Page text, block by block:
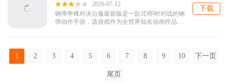
2026-07-12
下载
钢弹争锋对决台服最新版是一款3D即时对战的钢
弹动作手游，该游戏作为全世界知名动画作品之
1 2 3 4 5 6 7 8 9 10 下一页
尾页